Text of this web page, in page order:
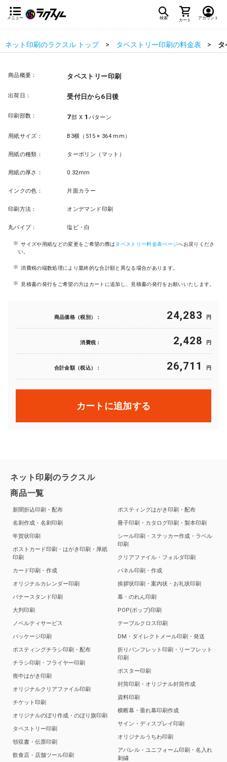
メニュー 検索 カート アカウント
ネット印刷のラクスル トップ タペストリー印刷の料金表 タ
商品概要： タペストリー印刷
出荷日： 受付日から6日後
印刷部数： 7部 X 1 パターン
用紙サイズ： B3横（515 × 364 mm）
用紙の種類： ターポリン（マット）
用紙の厚さ： 0.32mm
インクの色： 片面カラー
印刷方法： オンデマンド印刷
丸パイプ： 塩ビ・白
サイズや用紙などの変更をご希望の際はタペストリー料金表ページへお戻りくださ
い。
消費税の端数処理により最終的な合計額と異なる場合があります。
見積書の発行をご希望の方はカートに追加し、見積書の発行をお願いいたします。
商品価格（税別）： 24,283 円
消費税： 2,428 円
合計金額（税込）： 26,711 円
カートに追加する
ネット印刷のラクスル
商品一覧
新聞折込印刷・配布
名刺作成・名刺印刷
年賀状印刷
ポストカード印刷・はがき印刷・厚紙
印刷
カード印刷・作成
オリジナルカレンダー印刷
バナースタンド印刷
大判印刷
ノベルティサービス
パッケージ印刷
ポスティングチラシ印刷・配布
チラシ印刷・フライヤー印刷
喪中はがき印刷
オリジナルクリアファイル印刷
チケット印刷
オリジナルのぼり作成・のぼり旗印刷
タペストリー印刷
領収書・伝票印刷
飲食店・店舗ツール印刷
ポスティングはがき印刷・配布
冊子印刷・カタログ印刷・製本印刷
シール印刷・ステッカー作成・ラベル
印刷
クリアファイル・フォルダ印刷
パネル印刷・作成
挨拶状印刷・案内状・お礼状印刷
幕・のれん印刷
POP(ポップ)印刷
テーブルクロス印刷
DM・ダイレクトメール印刷・発送
折りパンフレット印刷・リーフレット
印刷
ポスター印刷
封筒印刷・オリジナル封筒作成
資料印刷
横断幕・垂れ幕印刷作成
サイン・ディスプレイ印刷
オリジナルうちわ印刷
アパレル・ユニフォーム印刷・名入れ
刺繍